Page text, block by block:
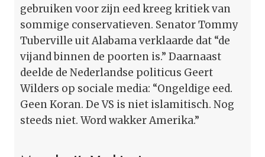
gebruiken voor zijn eed kreeg kritiek van
sommige conservatieven. Senator Tommy
Tuberville uit Alabama verklaarde dat “de
vijand binnen de poorten is.” Daarnaast
deelde de Nederlandse politicus Geert
Wilders op sociale media: “Ongeldige eed.
Geen Koran. De VS is niet islamitisch. Nog
steeds niet. Word wakker Amerika.”